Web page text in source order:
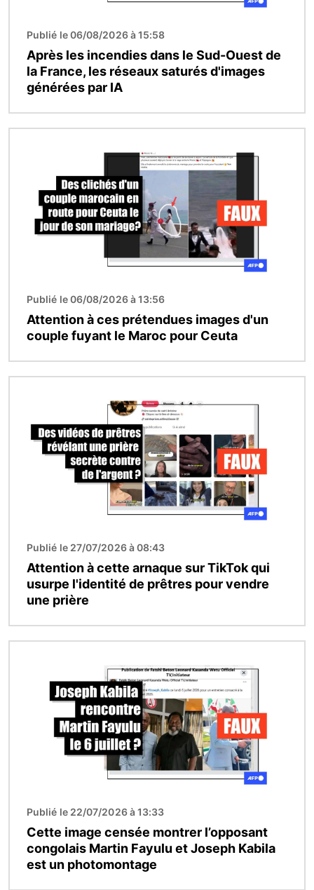
Publié le 06/08/2026 à 15:58
Après les incendies dans le Sud-Ouest de
la France, les réseaux saturés d'images
générées par IA
Publié le 06/08/2026 à 13:56
Attention à ces prétendues images d'un
couple fuyant le Maroc pour Ceuta
Publié le 27/07/2026 à 08:43
Attention à cette arnaque sur TikTok qui
usurpe l'identité de prêtres pour vendre
une prière
Publié le 22/07/2026 à 13:33
Cette image censée montrer l’opposant
congolais Martin Fayulu et Joseph Kabila
est un photomontage